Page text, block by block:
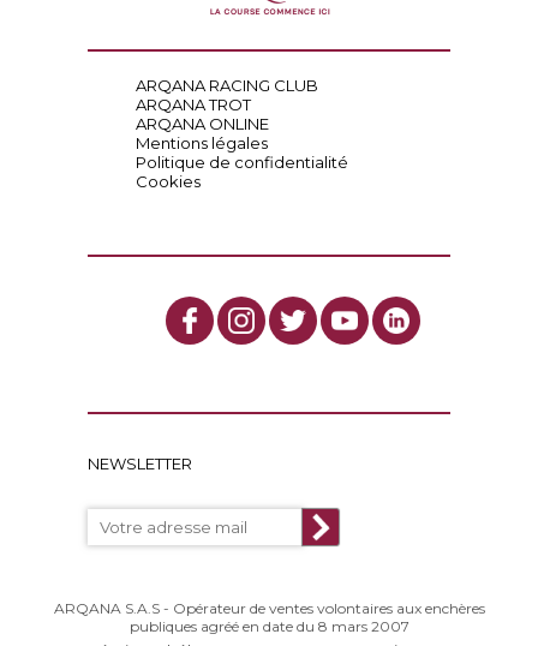
ARQANA RACING CLUB
ARQANA TROT
ARQANA ONLINE
Mentions légales
Politique de confidentialité
Cookies
NEWSLETTER
ARQANA S.A.S - Opérateur de ventes volontaires aux enchères
publiques agréé en date du 8 mars 2007